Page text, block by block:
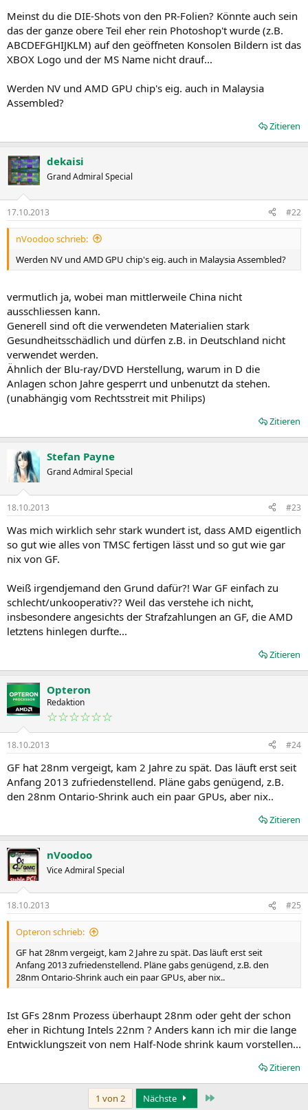
Meinst du die DIE-Shots von den PR-Folien? Könnte auch sein
das der ganze obere Teil eher rein Photoshop't wurde (z.B.
ABCDEFGHIJKLM) auf den geöffneten Konsolen Bildern ist das
XBOX Logo und der MS Name nicht drauf...
Werden NV und AMD GPU chip's eig. auch in Malaysia
Assembled?
Zitieren
dekaisi
Grand Admiral Special
17.10.2013 #22
nVoodoo schrieb:
Werden NV und AMD GPU chip's eig. auch in Malaysia Assembled?
vermutlich ja, wobei man mittlerweile China nicht
ausschliessen kann.
Generell sind oft die verwendeten Materialien stark
Gesundheitsschädlich und dürfen z.B. in Deutschland nicht
verwendet werden.
Ähnlich der Blu-ray/DVD Herstellung, warum in D die
Anlagen schon Jahre gesperrt und unbenutzt da stehen.
(unabhängig vom Rechtsstreit mit Philips)
Zitieren
Stefan Payne
Grand Admiral Special
18.10.2013 #23
Was mich wirklich sehr stark wundert ist, dass AMD eigentlich
so gut wie alles von TMSC fertigen lässt und so gut wie gar
nix von GF.
Weiß irgendjemand den Grund dafür?! War GF einfach zu
schlecht/unkooperativ?? Weil das verstehe ich nicht,
insbesondere angesichts der Strafzahlungen an GF, die AMD
letztens hinlegen durfte...
Zitieren
Opteron
Redaktion
☆☆☆☆☆☆
18.10.2013 #24
GF hat 28nm vergeigt, kam 2 Jahre zu spät. Das läuft erst seit
Anfang 2013 zufriedenstellend. Pläne gabs genügend, z.B.
den 28nm Ontario-Shrink auch ein paar GPUs, aber nix..
Zitieren
nVoodoo
Vice Admiral Special
18.10.2013 #25
Opteron schrieb:
GF hat 28nm vergeigt, kam 2 Jahre zu spät. Das läuft erst seit
Anfang 2013 zufriedenstellend. Pläne gabs genügend, z.B. den
28nm Ontario-Shrink auch ein paar GPUs, aber nix..
Ist GFs 28nm Prozess überhaupt 28nm oder geht der schon
eher in Richtung Intels 22nm ? Anders kann ich mir die lange
Entwicklungszeit von nem Half-Node shrink kaum vorstellen...
Zitieren
1 von 2 Nächste